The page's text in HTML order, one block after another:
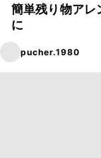
簡単残り物アレ
に
pucher.1980